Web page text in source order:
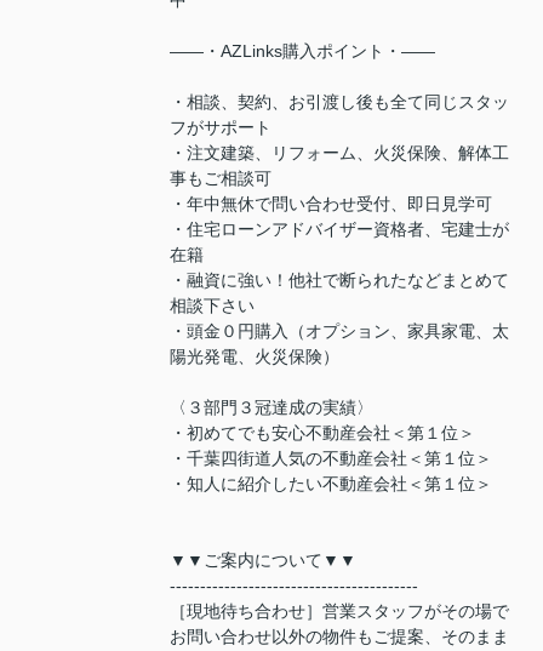
――・AZLinks購入ポイント・――
・相談、契約、お引渡し後も全て同じスタッ
フがサポート
・注文建築、リフォーム、火災保険、解体工
事もご相談可
・年中無休で問い合わせ受付、即日見学可
・住宅ローンアドバイザー資格者、宅建士が
在籍
・融資に強い！他社で断られたなどまとめて
相談下さい
・頭金０円購入（オプション、家具家電、太
陽光発電、火災保険）
〈３部門３冠達成の実績〉
・初めてでも安心不動産会社＜第１位＞
・千葉四街道人気の不動産会社＜第１位＞
・知人に紹介したい不動産会社＜第１位＞
▼▼ご案内について▼▼
-----------------------------------------
［現地待ち合わせ］営業スタッフがその場で
お問い合わせ以外の物件もご提案、そのまま